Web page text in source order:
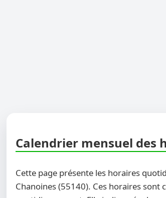
Calendrier mensuel des
Cette page présente les horaires
Chanoines (55140). Ces horaires sont